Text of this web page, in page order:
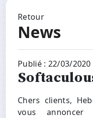
Retour
News
Publié : 22/03/2020
Chers clients,
vous